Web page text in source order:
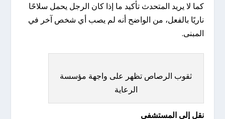
كما لا يريد المتحدث تأكيد ما إذا كان الرجل يحمل سلاحًا
ناريًا بالفعل، من الواضح أنه لم يصب أي شخص آخر في
المبنى.
ثقوب الرصاص تظهر على واجهة مؤسسة
الرعاية
نقل إلى المستشفى